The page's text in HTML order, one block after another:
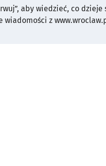
aby wiedzieć, co dzieje
wiadomości z